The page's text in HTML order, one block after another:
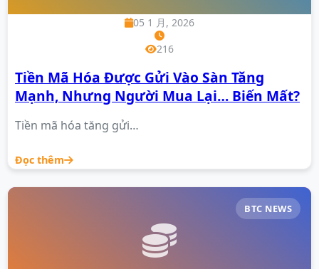
05 1 月, 2026
216
Tiền Mã Hóa Được Gửi Vào Sàn Tăng
Mạnh, Nhưng Người Mua Lại… Biến Mất?
Tiền mã hóa tăng gửi…
Đọc thêm
BTC NEWS